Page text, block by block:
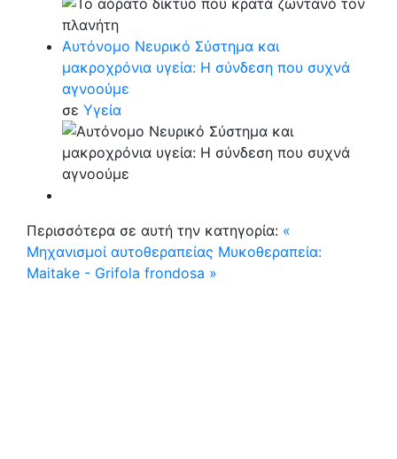
Αυτόνομο Νευρικό Σύστημα και
μακροχρόνια υγεία: Η σύνδεση που συχνά
αγνοούμε
σε Υγεία
Περισσότερα σε αυτή την κατηγορία: «
Μηχανισμοί αυτοθεραπείας Μυκοθεραπεία:
Maitake - Grifola frondosa »